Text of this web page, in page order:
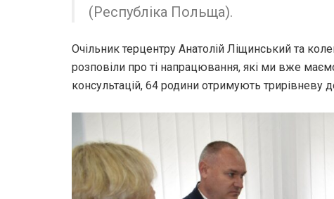
(Республіка Польща).
Очільник терцентру Анатолій Ліщинський та
розповіли про ті напрацювання, які ми вже
консультацій, 64 родини отримують трирівневу